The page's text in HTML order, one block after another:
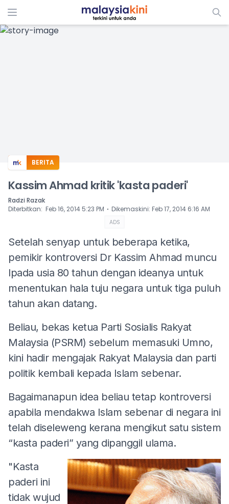
ADS
BERITA
Kassim Ahmad kritik 'kasta paderi'
Radzi Razak
Diterbitkan: Feb 16, 2014 5:23 PM ⋅ Dikemaskini: Feb 17, 2014 6:16 AM
ADS
Setelah senyap untuk beberapa ketika,
pemikir kontroversi Dr Kassim Ahmad muncu
lpada usia 80 tahun dengan ideanya untuk
menentukan hala tuju negara untuk tiga puluh
tahun akan datang.
Beliau, bekas ketua Parti Sosialis Rakyat
Malaysia (PSRM) sebelum memasuki Umno,
kini hadir mengajak Rakyat Malaysia dan parti
politik kembali kepada Islam sebenar.
Bagaimanapun idea beliau tetap kontroversi
apabila mendakwa Islam sebenar di negara ini
telah diseleweng kerana mengikut satu sistem
“kasta paderi” yang dipanggil ulama.
"Kasta
paderi ini
tidak wujud